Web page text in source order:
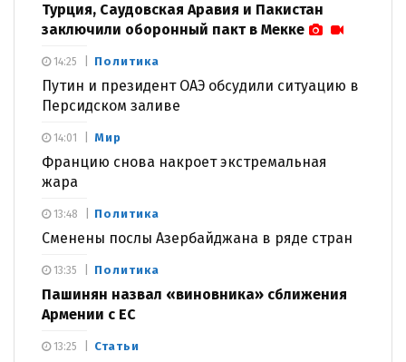
Турция, Саудовская Аравия и Пакистан
заключили оборонный пакт в Мекке
Политика
Путин и президент ОАЭ обсудили ситуацию в
Персидском заливе
14:25
Мир
Францию снова накроет экстремальная
жара
14:01
Политика
Сменены послы Азербайджана в ряде стран
13:48
Политика
Пашинян назвал «виновника» сближения
Армении с ЕС
13:35
Статьи
13:25